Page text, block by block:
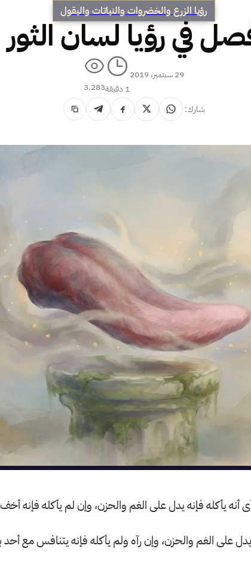
رؤيا الزرع والخضروات والنباتات والبقول
في رؤيا لسان الثور
29 سبتمبر، 2019
1 دقيقة
3٬283
شارك:
أنه يأكله فإنه يدل على الغم والحزن، وإن لم يأكله فإنه
على الغم والحزن، وإن رآه ولم يأكله فإنه يتنافس مع أحد